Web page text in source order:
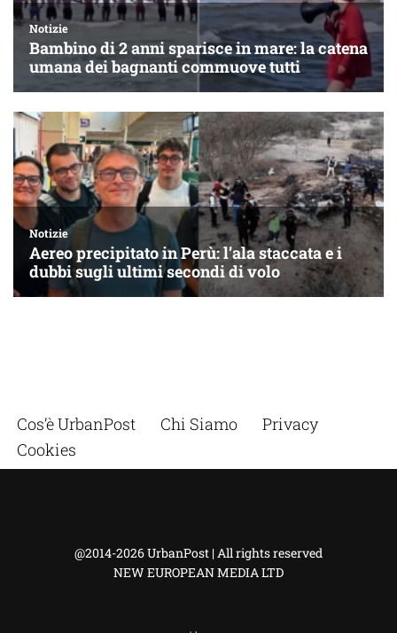
Cos’è UrbanPost Chi Siamo
Privacy
Cookies
@2014-2026 UrbanPost | All rights reserved
NEW EUROPEAN MEDIA LTD